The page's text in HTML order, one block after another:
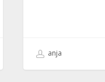
anja